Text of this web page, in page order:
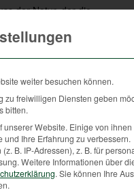
der Natur, der die
angesprochen und sie
und Kreativität
heimischer Wildtierarten
betritt, sollte stets
das
weiter besuchen können.
zu freiwilligen Diensten geben
bitten.
Website. Einige von ihnen
Ihre Erfahrung zu verbessern.
B. IP-Adressen), z. B. für
Weitere Informationen über
. Sie können Ihre